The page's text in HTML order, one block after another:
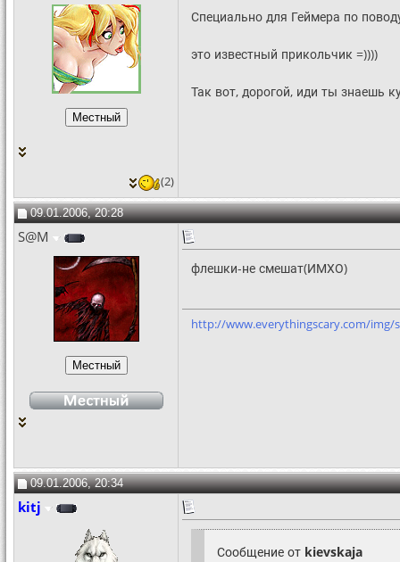
Специально для Геймера по
это известный прикольчик =))))
Так вот, дорогой, иди ты знаешь
(2)
09.01.2006, 20:28
S@M
флешки-не смешат(ИМХО)
http://www.everythingscary.com/img/
09.01.2006, 20:34
kitj
Сообщение от kievskaja